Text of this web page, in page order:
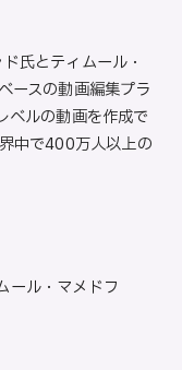
氏とティムール・
ースの動画編集プラ
ベルの動画を作成で
中で400万人以上の
ール・マメドフ